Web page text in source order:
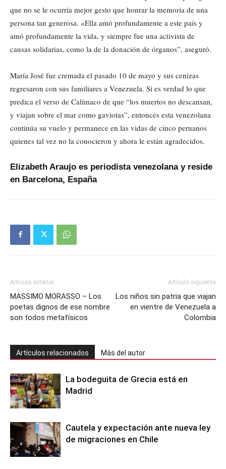
que no se le ocurría mejor gesto que honrar la memoria de una
persona tan generosa. «Ella amó profundamente a este país y
amó profundamente la vida, y siempre fue una activista de
causas solidarias, como la de la donación de órganos”, aseguró.
María José fue cremada el pasado 10 de mayo y sus cenizas
regresaron con sus familiares a Venezuela. Si es verdad lo que
predica el verso de Calímaco de que “los muertos no descansan,
y viajan sobre el mar como gaviotas”, entonces esta venezolana
continúa su vuelo y permanece en las vidas de cinco peruanos
quienes tal vez no la conocieron y ahora le están agradecidos.
Elizabeth Araujo es periodista venezolana y reside
en Barcelona, España
Artículo anterior
MASSIMO MORASSO – Los
poetas dignos de ese nombre
son todos metafísicos
Artículo siguiente
Los niños sin patria que viajan
en vientre de Venezuela a
Colombia
Artículos relacionados Más del autor
La bodeguita de Grecia está en
Madrid
Cautela y expectación ante nueva ley
de migraciones en Chile